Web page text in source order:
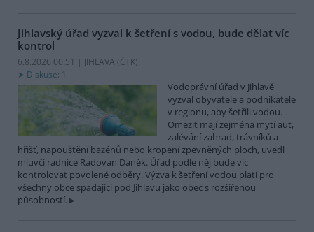
Jihlavský úřad vyzval k šetření s vodou, bude dělat víc
kontrol
6.8.2026 00:51 | JIHLAVA (ČTK)
Diskuse: 1
Vodoprávní úřad v Jihlavě
vyzval obyvatele a podnikatele
v regionu, aby šetřili vodou.
Omezit mají zejména mytí aut,
zalévání zahrad, trávníků a
hřišť, napouštění bazénů nebo kropení zpevněných ploch, uvedl
mluvčí radnice Radovan Daněk. Úřad podle něj bude víc
kontrolovat povolené odběry. Výzva k šetření vodou platí pro
všechny obce spadající pod Jihlavu jako obec s rozšířenou
působností.